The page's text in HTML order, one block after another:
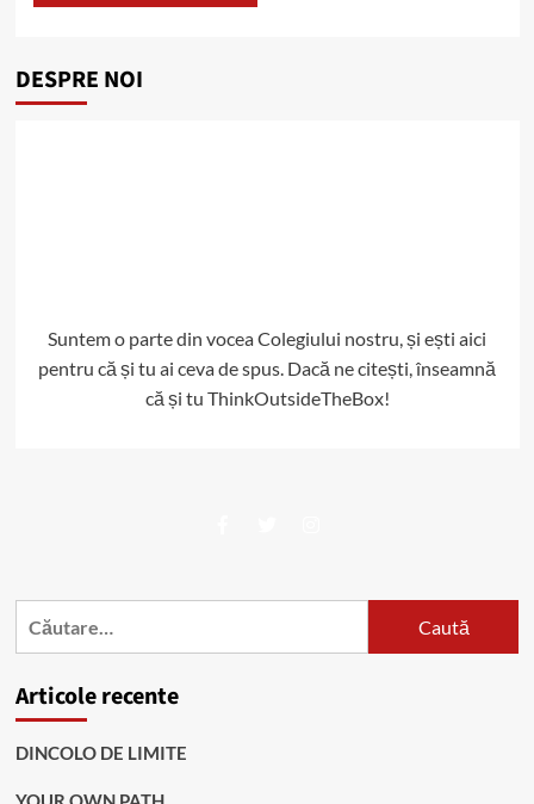
DESPRE NOI
Suntem o parte din vocea Colegiului nostru, și ești aici
pentru că și tu ai ceva de spus. Dacă ne citești, înseamnă
că și tu ThinkOutsideTheBox!
Caută
Articole recente
DINCOLO DE LIMITE